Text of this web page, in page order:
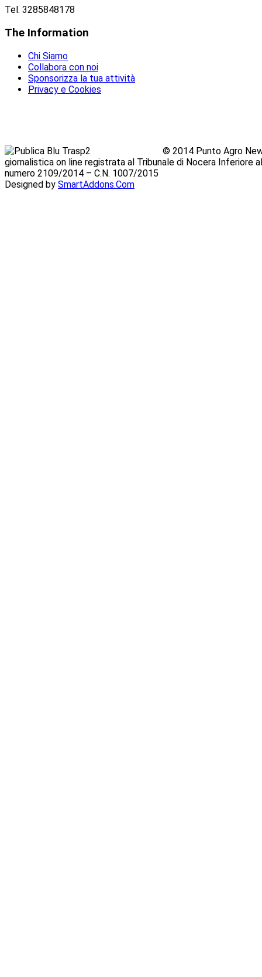
Tel. 3285848178
The Information
Chi Siamo
Collabora con noi
Sponsorizza la tua attività
Privacy e Cookies
© 2014 Punto Agro
giornalistica on line registrata al Tribunale di Nocera Inferiore
numero 2109/2014 – C.N. 1007/2015
Designed by SmartAddons.Com